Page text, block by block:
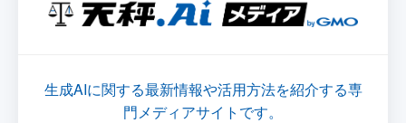
生成AIに関する最新情報や活用方法を紹介する専
門メディアサイトです。